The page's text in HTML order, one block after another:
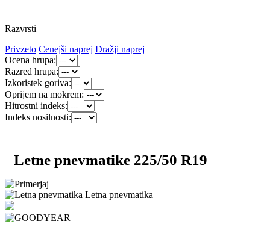
Razvrsti
Privzeto Cenejši naprej Dražji naprej
Ocena hrupa:
Razred hrupa:
Izkoristek goriva:
Oprijem na mokrem:
Hitrostni indeks:
Indeks nosilnosti:
Letne pnevmatike 225/50 R19
Letna pnevmatika